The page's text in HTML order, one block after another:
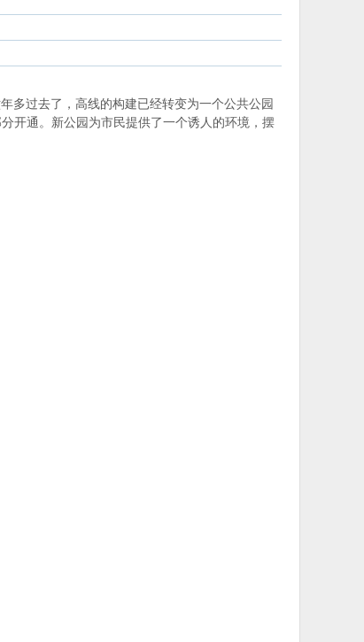
多过去了，高线的构建已经转变为一个公共公园
开通。新公园为市民提供了一个诱人的环境，摆